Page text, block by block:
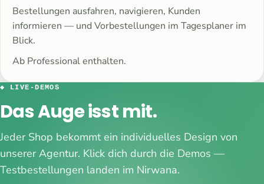
Bestellungen ausfahren, navigieren, Kunden
informieren — und Vorbestellungen im Tagesplaner im
Blick.
Ab Professional enthalten.
◆ LIVE-DEMOS
Das Auge isst mit.
Jeder Shop bekommt ein individuelles Design von
unserer Agentur. Klick dich durch die Demos —
Testbestellungen landen im Nirwana.